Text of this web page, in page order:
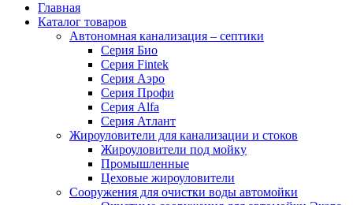
Главная
Каталог товаров
Автономная канализация – септики
Серия Био
Серия Fintek
Серия Аэро
Серия Профи
Серия Alfa
Серия Атлант
Жироуловители для канализации и стоков
Жироуловители под мойку
Промышленные
Цеховые жироуловители
Сооружения для очистки воды автомойки